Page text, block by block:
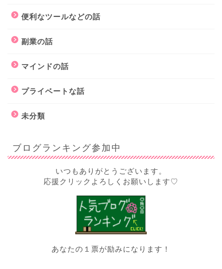
便利なツールなどの話
副業の話
マインドの話
プライベートな話
未分類
ブログランキング参加中
いつもありがとうございます。
応援クリックよろしくお願いします♡
あなたの１票が励みになります！